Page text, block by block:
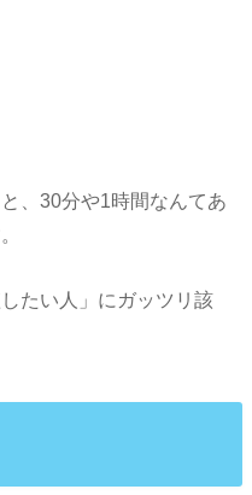
、30分や1時間なんてあ
たい人」にガッツリ該